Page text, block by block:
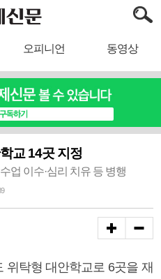
오피니언 동영상
교 14곳 지정
업 이수·심리 치유 등 병행
위탁형 대안학교로 6곳을 재